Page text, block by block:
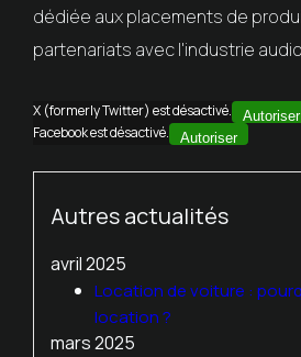
dédiée aux placements de
partenariats avec l'industrie
X (formerly Twitter) est désactivé. Autoriser
Facebook est désactivé. Autoriser
Autres actualités
avril 2025
Location de voiture :
location ?
mars 2025